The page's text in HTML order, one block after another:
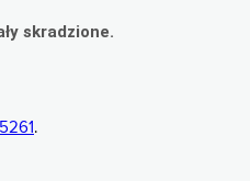
skradzione.
.